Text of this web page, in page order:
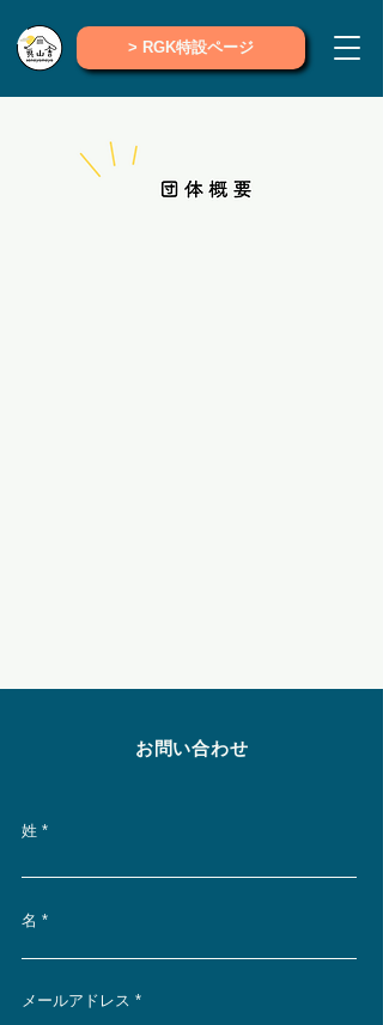
> RGK特設ページ
​お問い合わせ
姓
名
メールアドレス